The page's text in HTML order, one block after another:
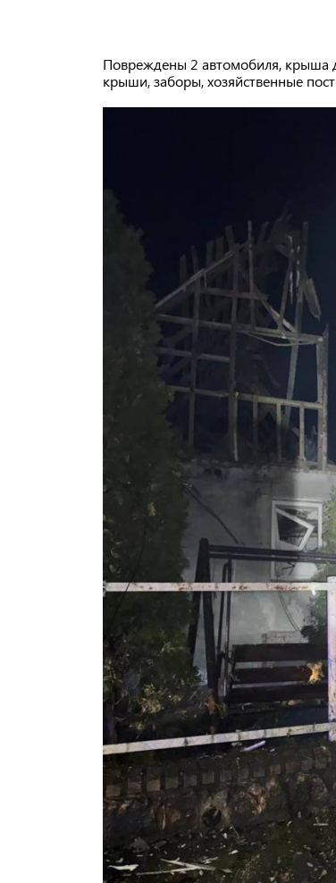
Повреждены 2 автомобиля, крыша
крыши, заборы, хозяйственные